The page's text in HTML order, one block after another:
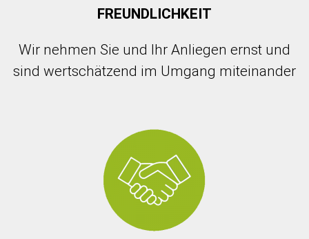
FREUNDLICHKEIT
Wir nehmen Sie und Ihr Anliegen ernst und
sind wertschätzend im Umgang miteinander